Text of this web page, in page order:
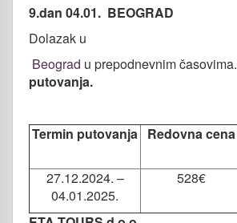
9.dan 04.01. BEOGRAD
Dolazak u
Beograd u prepodnevnim časovima.
putovanja.
Termin putovanja Redovna cena
27.12.2024. –
04.01.2025.
528€